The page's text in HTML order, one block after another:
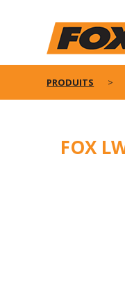
PRODUITS
FOX